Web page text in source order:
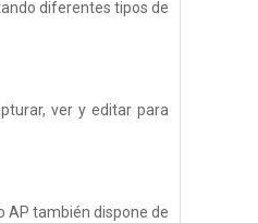
diferentes tipos de
ver y editar para
AP también dispone de